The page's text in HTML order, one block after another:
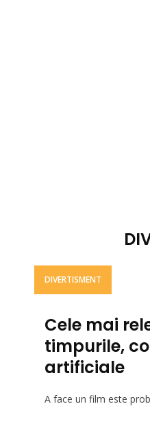
DIVERTISMENT
Cele mai
timpurile,
artificiale
A face un film este